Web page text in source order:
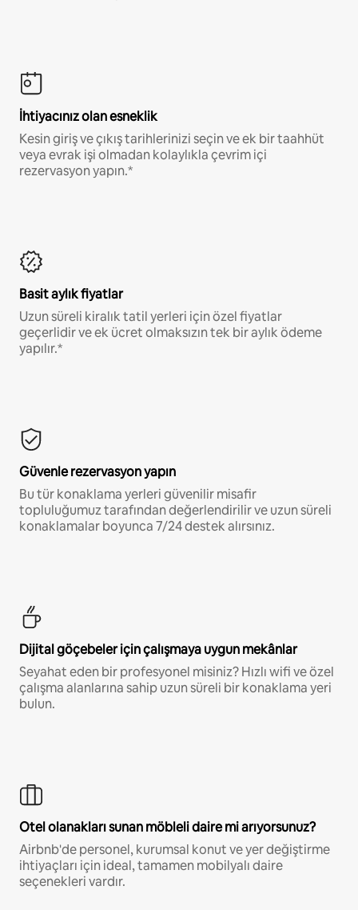
İhtiyacınız olan esneklik
Kesin giriş ve çıkış tarihlerinizi seçin ve ek bir taahhüt
veya evrak işi olmadan kolaylıkla çevrim içi
rezervasyon yapın.*
Basit aylık fiyatlar
Uzun süreli kiralık tatil yerleri için özel fiyatlar
geçerlidir ve ek ücret olmaksızın tek bir aylık ödeme
yapılır.*
Güvenle rezervasyon yapın
Bu tür konaklama yerleri güvenilir misafir
topluluğumuz tarafından değerlendirilir ve uzun süreli
konaklamalar boyunca 7/24 destek alırsınız.
Dijital göçebeler için çalışmaya uygun mekânlar
Seyahat eden bir profesyonel misiniz? Hızlı wifi ve özel
çalışma alanlarına sahip uzun süreli bir konaklama yeri
bulun.
Otel olanakları sunan möbleli daire mi arıyorsunuz?
Airbnb'de personel, kurumsal konut ve yer değiştirme
ihtiyaçları için ideal, tamamen mobilyalı daire
seçenekleri vardır.